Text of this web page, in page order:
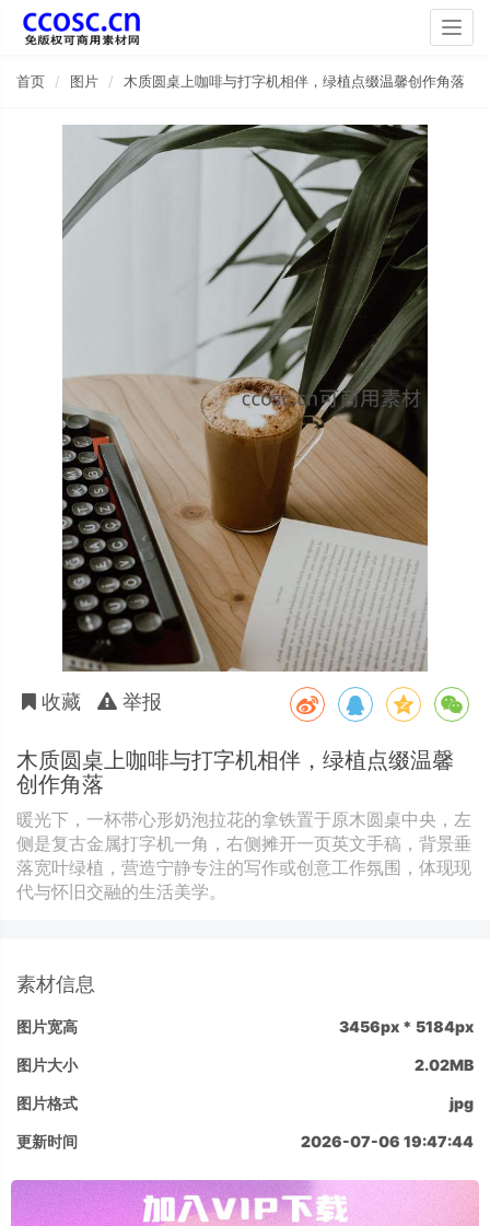
首页 图片 木质圆桌上咖啡与打字机相伴，绿植点缀温馨创作角落
收藏 举报
木质圆桌上咖啡与打字机相伴，绿植点缀温馨
创作角落
暖光下，一杯带心形奶泡拉花的拿铁置于原木圆桌中央，左
侧是复古金属打字机一角，右侧摊开一页英文手稿，背景垂
落宽叶绿植，营造宁静专注的写作或创意工作氛围，体现现
代与怀旧交融的生活美学。
素材信息
图片宽高 3456px * 5184px
图片大小 2.02MB
图片格式 jpg
更新时间 2026-07-06 19:47:44